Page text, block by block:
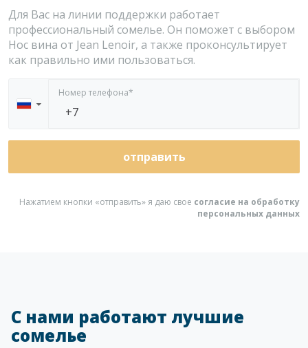
Для Вас на линии поддержки работает
профессиональный сомелье. Он поможет с выбором
Нос вина от Jean Lenoir, а также проконсультирует
▼
Номер телефона*
отправить
Нажатием кнопки «отправить» я даю свое согласие на обработку
персональных данных
С нами работают лучшие
сомелье